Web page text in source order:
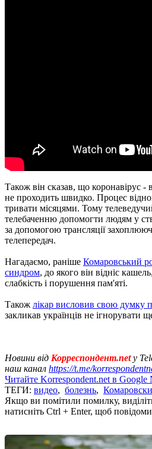
Також він сказав, що коронавірус -
не проходить швидко. Процес
тривати місяцями. Тому
телебаченню допомогти людям у
за допомогою трансляції
телепередач.
Нагадаємо, раніше Комаровський
синдром, до якого він відніс
слабкість і порушення пам'яті.
Також лікар висловив свою думку
закликав українців не ігнорувати
Новини від Корреспондент.netу
наш канал https://t.me/
Читайте Korrespondent.net в Google
ТЕГИ: видео, болезнь,
Якщо ви помітили помилку,
натисніть Ctrl + Enter, щоб